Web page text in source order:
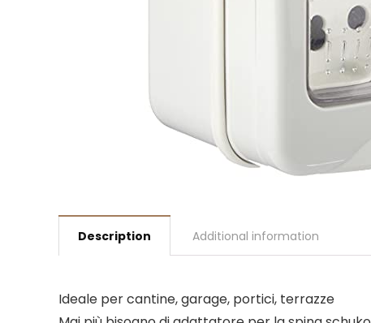
Description Additional information
Ideale per cantine, garage, portici, terrazze